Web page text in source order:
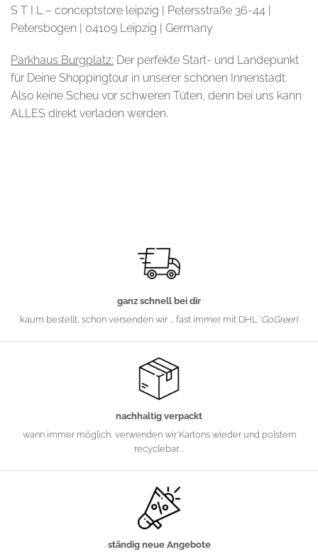
S T I L – conceptstore leipzig | Petersstraße 36-44 |
Petersbogen | 04109 Leipzig | Germany
Parkhaus Burgplatz: Der perfekte Start- und Landepunkt
für Deine Shoppingtour in unserer schönen Innenstadt.
Also keine Scheu vor schweren Tüten, denn bei uns kann
ALLES direkt verladen werden.
ganz schnell bei dir
kaum bestellt, schon versenden wir ... fast immer mit DHL 'GoGreen'
nachhaltig verpackt
wann immer möglich, verwenden wir Kartons wieder und polstern
recyclebar....
ständig neue Angebote